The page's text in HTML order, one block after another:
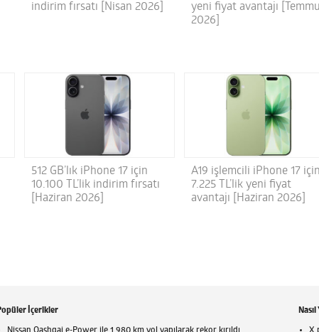
indirim fırsatı [Nisan 2026]
yeni fiyat avantajı
2026]
512 GB’lık iPhone 17 için
10.100 TL’lik indirim fırsatı
[Haziran 2026]
A19 işlemcili iPhone 17 için
7.225 TL’lik yeni fiyat
avantajı [Haziran 2026]
İçerikler Nasıl